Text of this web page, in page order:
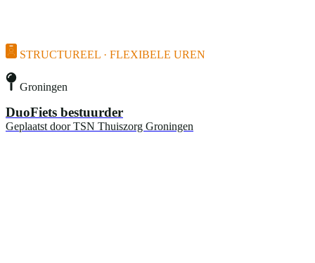
STRUCTUREEL · FLEXIBELE UREN
Groningen
DuoFiets bestuurder
Geplaatst door TSN Thuiszorg Groningen